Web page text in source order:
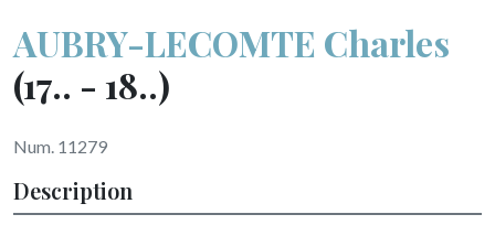
AUBRY-LECOMTE Charles
(17.. - 18..)
Num. 11279
Description